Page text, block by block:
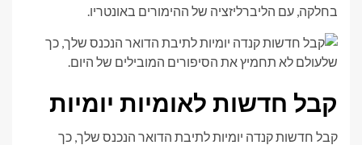
בחלקה, עם הליברליזציה של ההימורים באונטריו.
קבל חדשות לאומיות יומיות
קבל חדשות קנדה יומיות לתיבת הדואר הנכנס שלך, כך